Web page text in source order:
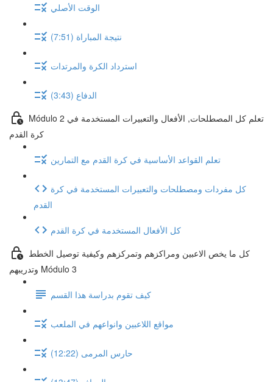
الوقت الأصلي
نتيجة المباراة (7:51)
استرداد الكرة والمرتدات
الدفاع (3:43)
Módulo 2 تعلم كل المصطلحات, الأفعال والتعبيرات المستخدمة في
كرة القدم
تعلم القواعد الأساسية في كرة القدم مع التمارين
كل مفردات ومصطلحات والتعبيرات المستخدمة في كرة
القدم
كل الأفعال المستخدمة في كرة القدم
كل ما يخص الاعبين ومراكزهم وتمركزهم وكيفية توصيل الخطط
وتدريبهم Módulo 3
كيف تقوم بدراسة هذا القسم
مواقع اللاعبين وانواعهم في الملعب
حارس المرمى (12:22)